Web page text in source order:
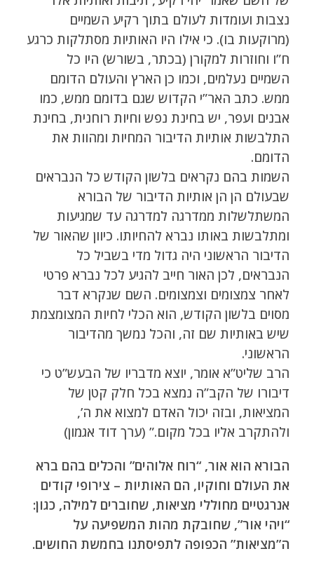
נצבות ועומדות לעולם בתוך רקיע השמיים
(מרוקעות בו). כי אילו היו האותיות מסתלקות כרגע
ח”ו וחוזרות למקורן (בכתר, בשורש) היו כל
השמיים נעלמים, וכמו כן הארץ והעולם הדומם
ממש. כתב האר”י הקדוש שגם בדומם ממש, כמו
אבנים ועפר, יש בחינת נפש וחיות רוחנית, בחינת
התלבשות אותיות הדיבור המחיות ומהוות את
הדומם.
השמות בהם נקראים בלשון הקודש כל הנבראים
שבעולם הן הן אותיות הדיבור של הבורא
המשתלשלות ממדרגה למדרגה עד שמגיעות
ומתלבשות באותו נברא להחיותו. כיוון שהאור של
הדיבור הראשוני היה גדול מדי בשביל כל
הנבראים, לכן האור חייב להגיע לכל נברא פרטי
לאחר צמצומים וצמצומים. השם שנקרא דבר
מסוים בלשון הקודש, הוא הכלי לחיות המצומצמת
שיש באותיות שם זה, והכל נמשך מהדיבור
הראשוני.
הרב שליט”א אומר, יוצא מדבריו של הבעש”ט כי
דיבורו של הקב”ה נמצא בכל חלק קטן של
המציאות, ובזה יכול האדם למצוא את ה’,
ולהתקרב אליו בכל מקום.” (ערך דוד אגמון)
הבורא הוא אור, “רוח אלוהים” והכלים בהם ברא
את העולם וחוקיו, הם האותיות – צירופי קודים
אנרגטיים מחוללי מציאות, שחוברים למילה, כגון:
“ויהי אור”, שחובקת מהות המשפיעה על
ה”מציאות” הכפופה לתפיסתנו בחמשת החושים.